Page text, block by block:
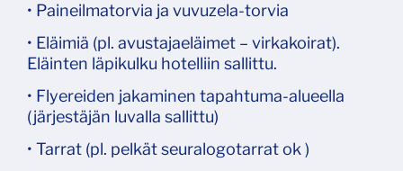
• Paineilmatorvia ja vuvuzela-torvia
• Eläimiä (pl. avustajaeläimet – virkakoirat).
Eläinten läpikulku hotelliin sallittu.
• Flyereiden jakaminen tapahtuma-alueella
(järjestäjän luvalla sallittu)
• Tarrat (pl. pelkät seuralogotarrat ok )